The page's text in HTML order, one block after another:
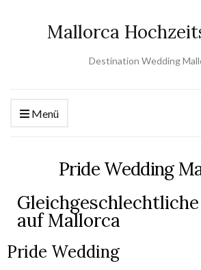
Mallorca
Destination Wedding
Menü
Pride Wedding
auf Mallorca
Pride Wedding